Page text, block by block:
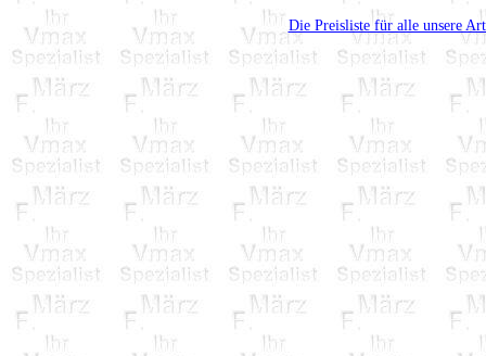
Die Preisliste für alle unsere